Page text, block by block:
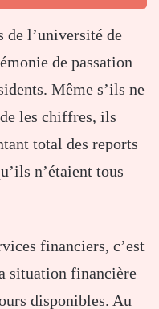
de l’université de
de passation
Même s’ils ne
les chiffres, ils
total des reports
n’étaient tous
financiers, c’est
situation financière
disponibles. Au